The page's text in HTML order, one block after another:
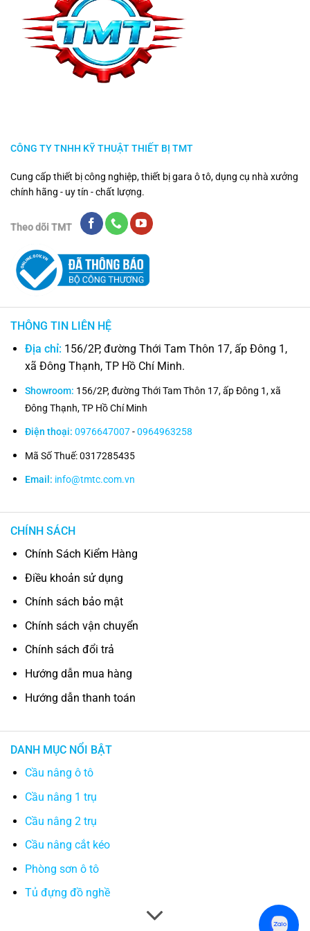
CÔNG TY TNHH KỸ THUẬT THIẾT BỊ TMT
Cung cấp thiết bị công nghiệp, thiết bị gara ô tô, dụng cụ nhà xưởng
chính hãng - uy tín - chất lượng.
Theo dõi TMT
THÔNG TIN LIÊN HỆ
Địa chỉ: 156/2P, đường Thới Tam Thôn 17, ấp Đông 1,
xã Đông Thạnh, TP Hồ Chí Minh.
Showroom: 156/2P, đường Thới Tam Thôn 17, ấp Đông 1, xã
Đông Thạnh, TP Hồ Chí Minh
Điện thoại: 0976647007-0964963258
Mã Số Thuế: 0317285435
Email: info@tmtc.com.vn
CHÍNH SÁCH
Chính Sách Kiểm Hàng
Điều khoản sử dụng
Chính sách bảo mật
Chính sách vận chuyển
Chính sách đổi trả
Hướng dẫn mua hàng
Hướng dẫn thanh toán
DANH MỤC NỔI BẬT
Cầu nâng ô tô
Cầu nâng 1 trụ
Cầu nâng 2 trụ
Cầu nâng cắt kéo
Phòng sơn ô tô
Tủ đựng đồ nghề